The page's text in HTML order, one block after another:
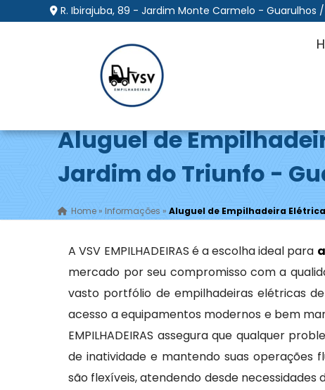
R. Ibirajuba, 89 - Jardim Monte Carmelo - Guarulhos /
Aluguel de
Jardim do Triunfo -
Home »Informações »Aluguel de Empilhadeira
A VSV EMPILHADEIRAS é a escolha ideal para
mercado por seu compromisso com a
vasto portfólio de empilhadeiras elétricas
acesso a equipamentos modernos e bem
EMPILHADEIRAS assegura que qualquer
de inatividade e mantendo suas operações
são flexíveis, atendendo desde